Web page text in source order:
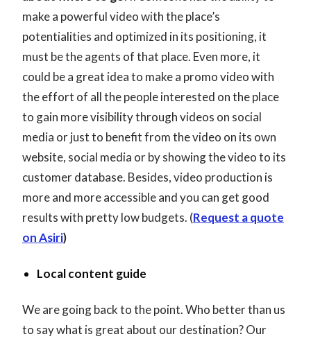
make a powerful video with the place’s
potentialities and optimized in its positioning, it
must be the agents of that place. Even more, it
could be a great idea to make a promo video with
the effort of all the people interested on the place
to gain more visibility through videos on social
media or just to benefit from the video on its own
website, social media or by showing the video to its
customer database. Besides, video production is
more and more accessible and you can get good
results with pretty low budgets. (Request a quote
on Asiri)
Local content guide
We are going back to the point. Who better than us
to say what is great about our destination? Our